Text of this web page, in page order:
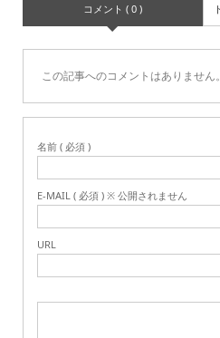
コメント ( 0 )
この記事へのコメントはありません。
名前 ( 必須 )
E-MAIL ( 必須 ) ※ 公開されません
URL